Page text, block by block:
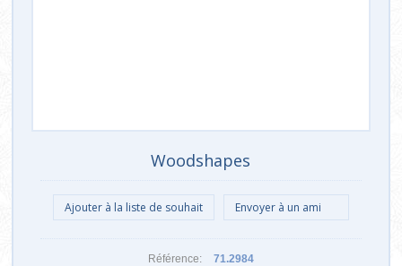
Woodshapes
Référence: 71.2984